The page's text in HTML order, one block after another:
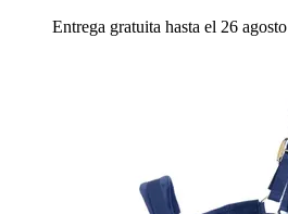
Entrega gratuita hasta el 26 agosto